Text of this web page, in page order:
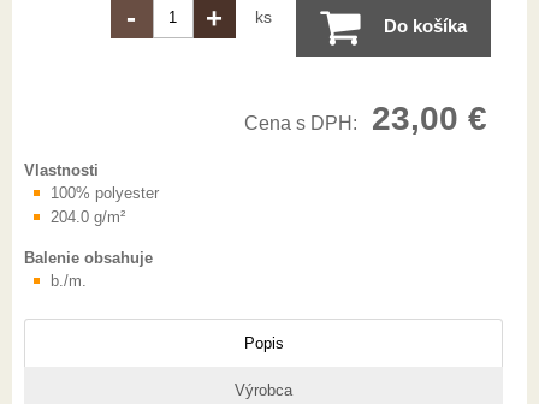
- + ks Do košíka
Cena s DPH: 23,00 €
Vlastnosti
100% polyester
204.0 g/m²
Balenie obsahuje
b./m.
Popis
Výrobca